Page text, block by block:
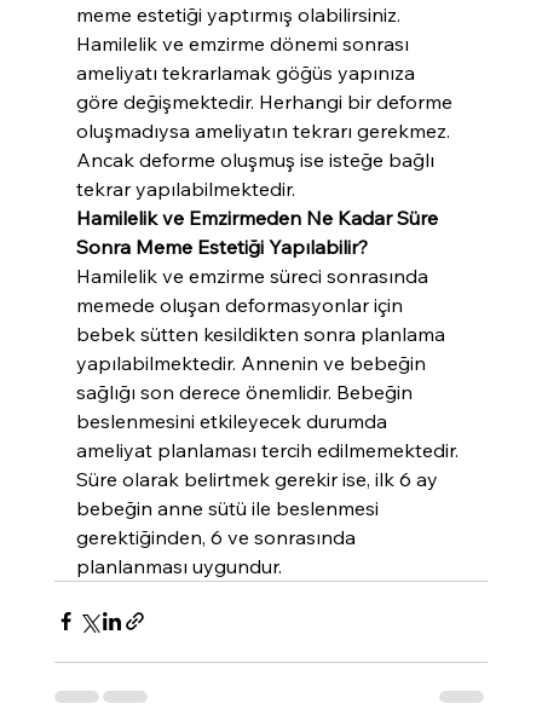
meme estetiği yaptırmış olabilirsiniz.
Hamilelik ve emzirme dönemi sonrası
ameliyatı tekrarlamak göğüs yapınıza
göre değişmektedir. Herhangi bir deforme
oluşmadıysa ameliyatın tekrarı gerekmez.
Ancak deforme oluşmuş ise isteğe bağlı
tekrar yapılabilmektedir.
Hamilelik ve Emzirmeden Ne Kadar Süre
Sonra Meme Estetiği Yapılabilir?
Hamilelik ve emzirme süreci sonrasında
memede oluşan deformasyonlar için
bebek sütten kesildikten sonra planlama
yapılabilmektedir. Annenin ve bebeğin
sağlığı son derece önemlidir. Bebeğin
beslenmesini etkileyecek durumda
ameliyat planlaması tercih edilmemektedir.
Süre olarak belirtmek gerekir ise, ilk 6 ay
bebeğin anne sütü ile beslenmesi
gerektiğinden, 6 ve sonrasında
planlanması uygundur.